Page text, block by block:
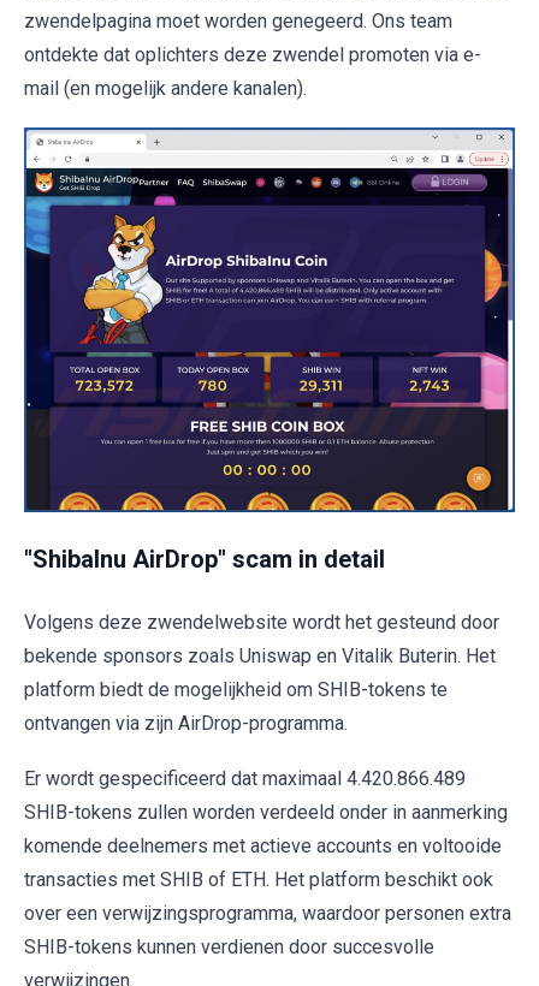
zwendelpagina moet worden genegeerd. Ons team
ontdekte dat oplichters deze zwendel promoten via e-
mail (en mogelijk andere kanalen).
"ShibaInu AirDrop" scam in detail
Volgens deze zwendelwebsite wordt het gesteund door
bekende sponsors zoals Uniswap en Vitalik Buterin. Het
platform biedt de mogelijkheid om SHIB-tokens te
ontvangen via zijn AirDrop-programma.
Er wordt gespecificeerd dat maximaal 4.420.866.489
SHIB-tokens zullen worden verdeeld onder in aanmerking
komende deelnemers met actieve accounts en voltooide
transacties met SHIB of ETH. Het platform beschikt ook
over een verwijzingsprogramma, waardoor personen extra
SHIB-tokens kunnen verdienen door succesvolle
verwijzingen.